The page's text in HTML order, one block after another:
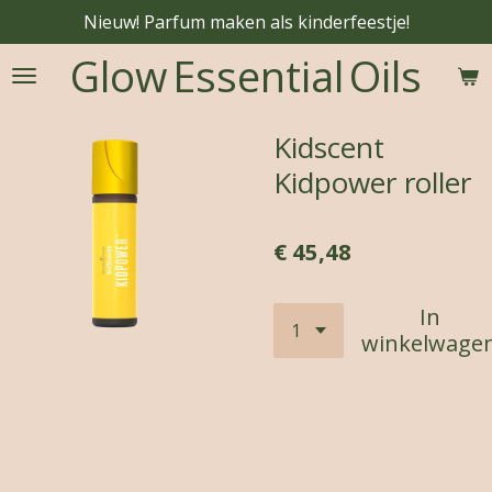
direct
naar
GlowEssentialOils
Nieuw! Parfum maken als kinderfeestje!
Kidscent
Kidpower roller
€ 45,48
In